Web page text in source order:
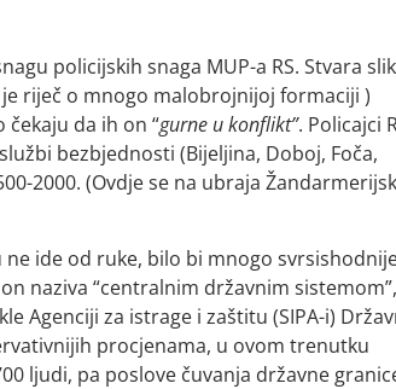
policijskih snaga MUP-a RS. Stvara
je riječ o mnogo malobrojnijoj formaciji )
da ih on “gurne u konflikt”. Policajci
bezbjednosti (Bijeljina, Doboj, Foča,
2000. (Ovdje se na ubraja
ide od ruke, bilo bi mnogo
naziva “centralnim državnim sistemom”,
Agenciji za istrage i zaštitu (SIPA-i)
procjenama, u ovom trenutku
ljudi, pa poslove čuvanja državne